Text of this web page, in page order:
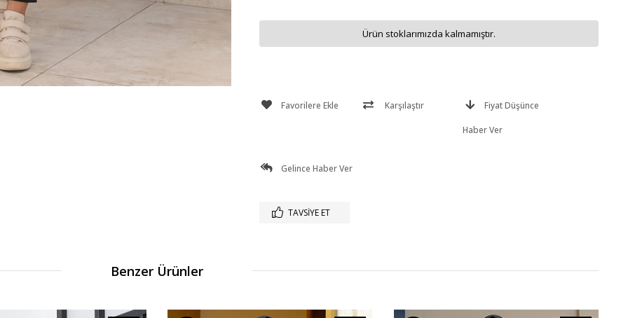
Ürün stoklarımızda kalmamıştır.
Favorilere Ekle Karşılaştır Fiyat Düşünce
Haber Ver
Gelince Haber Ver
TAVSIYE ET
Benzer Ürünler